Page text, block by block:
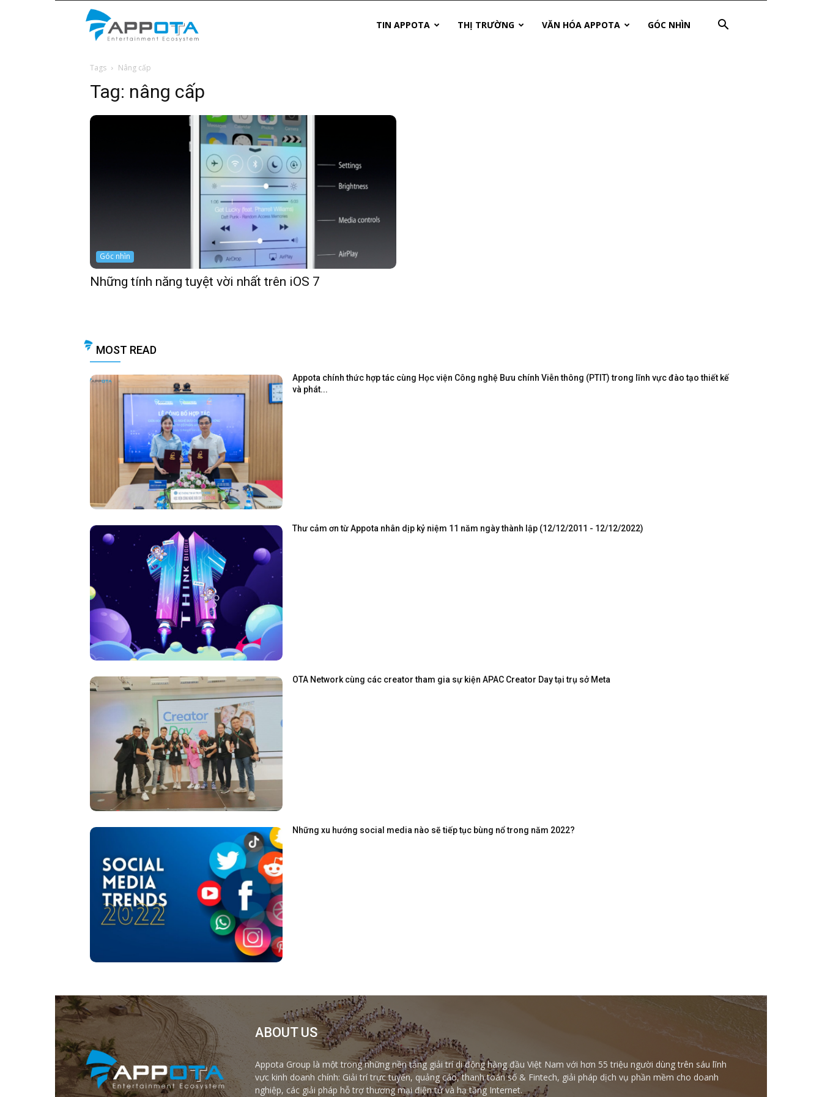
TIN APPOTA THỊ TRƯỜNG VĂN HÓA APPOTA GÓC NHÌN
Tags Nâng cấp
Tag: nâng cấp
Góc nhìn
Những tính năng tuyệt vời nhất trên iOS 7
MOST READ
Appota chính thức hợp tác cùng Học viện Công nghệ Bưu chính Viễn thông (PTIT) trong lĩnh vực đào tạo thiết kế
và phát...
Thư cảm ơn từ Appota nhân dịp kỷ niệm 11 năm ngày thành lập (12/12/2011 - 12/12/2022)
OTA Network cùng các creator tham gia sự kiện APAC Creator Day tại trụ sở Meta
Những xu hướng social media nào sẽ tiếp tục bùng nổ trong năm 2022?
ABOUT US
Appota Group là một trong những nền tảng giải trí di động hàng đầu Việt Nam với hơn 55 triệu người dùng trên sáu lĩnh
vực kinh doanh chính: Giải trí trực tuyến, quảng cáo, thanh toán số & Fintech, giải pháp dịch vụ phần mềm cho doanh
nghiệp, các giải pháp hỗ trợ thương mại điện tử và hạ tầng Internet.